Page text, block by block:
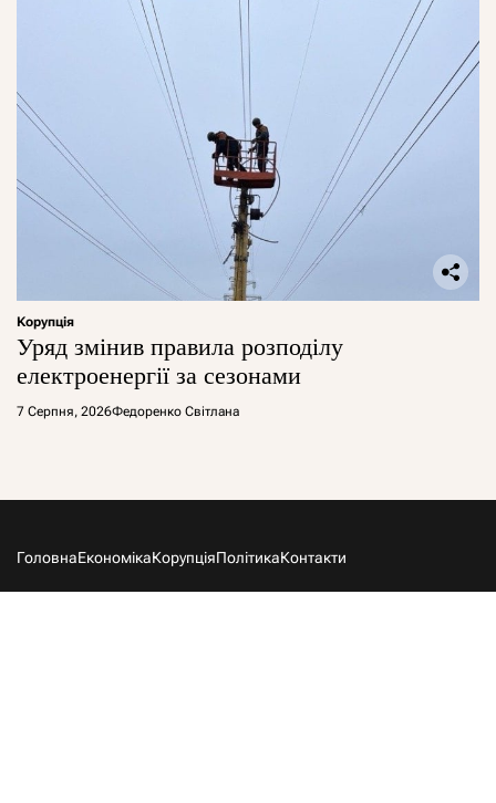
Корупція
Уряд змінив правила розподілу
електроенергії за сезонами
7 Серпня, 2026Федоренко Світлана
ГоловнаЕкономікаКорупціяПолітикаКонтакти